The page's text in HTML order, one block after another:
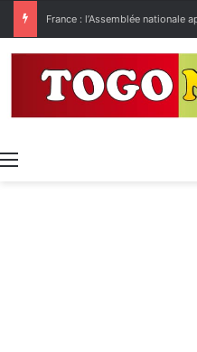
France : l’Assemblée nationale
Menu